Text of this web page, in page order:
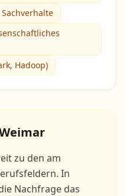
Hadoop)
zu den am
In
Nachfrage das